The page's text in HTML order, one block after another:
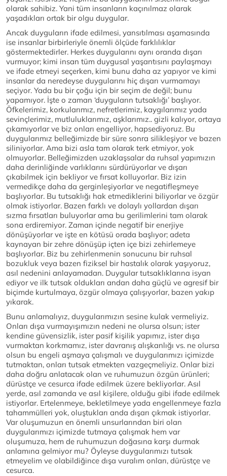
olarak sahibiz. Yani tüm insanların kaçınılmaz olarak
yaşadıkları ortak bir olgu duygular.
Ancak duyguların ifade edilmesi, yansıtılması aşamasında
ise insanlar birbirleriyle önemli ölçüde farklılıklar
göstermektedirler. Herkes duygularını aynı oranda dışarı
vurmuyor; kimi insan tüm duygusal yaşantısını paylaşmayı
ve ifade etmeyi seçerken, kimi bunu daha az yapıyor ve kimi
insanlar da neredeyse duygularını hiç dışarı vurmamayı
seçiyor. Yada bu bir çoğu için bir seçim de değil; bunu
yapamıyor. İşte o zaman ‘duyguların tutsaklığı’ başlıyor.
Öfkelerimiz, korkularımız, nefretlerimiz, kaygılarımız yada
sevinçlerimiz, mutluluklarımız, aşklarımız.. gizli kalıyor, ortaya
çıkamıyorlar ve biz onları engelliyor, hapsediyoruz. Bu
duygularımız belleğimizde bir süre sonra silikleşiyor ve bazen
siliniyorlar. Ama bizi asla tam olarak terk etmiyor, yok
olmuyorlar. Belleğimizden uzaklaşsalar da ruhsal yapımızın
daha derinliğinde varlıklarını sürdürüyorlar ve dışarı
çıkabilmek için bekliyor ve fırsat kolluyorlar. Biz izin
vermedikçe daha da gerginleşiyorlar ve negatifleşmeye
başlıyorlar. Bu tutsaklığı hak etmediklerini biliyorlar ve özgür
olmak istiyorlar. Bazen farklı ve dolaylı yollardan dışarı
sızma fırsatları buluyorlar ama bu gerilimlerini tam olarak
sona erdiremiyor. Zaman içinde negatif bir enerjiye
dönüşüyorlar ve işte en kötüsü orada başlıyor; adeta
kaynayan bir zehre dönüşüp içten içe bizi zehirlemeye
başlıyorlar. Biz bu zehirlenmenin sonucunu bir ruhsal
bozukluk veya bazen fiziksel bir hastalık olarak yaşıyoruz,
asıl nedenini anlayamadan. Duygular tutsaklıklarına isyan
ediyor ve ilk tutsak oldukları andan daha güçlü ve agresif bir
biçimde kurtulmaya, özgür olmaya çalışıyorlar, bazen yakıp
yıkarak.
Bunu anlamalıyız, duygularımızın sesine kulak vermeliyiz.
Onları dışa vurmayışımızın nedeni ne olursa olsun; ister
kendine güvensizlik, ister pasif kişilik yapımız, ister dışa
vurmaktan korkmamız, ister davranış alışkanlığı vs. ne olursa
olsun bu engeli aşmaya çalışmalı ve duygularımızı içimizde
tutmaktan, onları tutsak etmekten vazgeçmeliyiz. Onlar bizi
daha doğru anlatacak olan ve ruhumuzun özgün ürünleri;
dürüstçe ve cesurca ifade edilmek üzere bekliyorlar. Asıl
yerde, asıl zamanda ve asıl kişilere, olduğu gibi ifade edilmek
istiyorlar. Ertelenmeye, bekletilmeye yada engellenmeye fazla
tahammülleri yok, oluştukları anda dışarı çıkmak istiyorlar.
Var oluşumuzun en önemli unsurlarından biri olan
duygularımızı içimizde tutmaya çalışmak hem var
oluşumuza, hem de ruhumuzun doğasına karşı durmak
anlamına gelmiyor mu? Öyleyse duygularımızı tutsak
etmeyelim ve olabildiğince dışa vuralım onları, dürüstçe ve
cesurca.